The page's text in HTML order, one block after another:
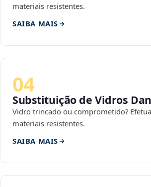
materiais resistentes.
SAIBA MAIS
04
Substituição de Vidros
Vidro trincado ou comprometido?
materiais resistentes.
SAIBA MAIS